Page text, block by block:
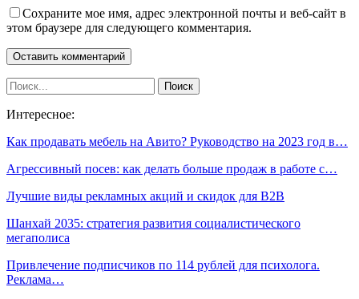
Сохраните мое имя, адрес электронной почты и веб-сайт в
этом браузере для следующего комментария.
Интересное:
Как продавать мебель на Авито? Руководство на 2023 год в…
Агрессивный посев: как делать больше продаж в работе с…
Лучшие виды рекламных акций и скидок для B2B
Шанхай 2035: стратегия развития социалистического
мегаполиса
Привлечение подписчиков по 114 рублей для психолога.
Реклама…